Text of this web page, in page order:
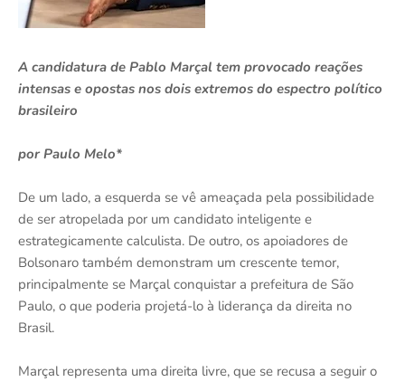
A candidatura de Pablo Marçal tem provocado reações
intensas e opostas nos dois extremos do espectro político
brasileiro
por Paulo Melo*
De um lado, a esquerda se vê ameaçada pela possibilidade
de ser atropelada por um candidato inteligente e
estrategicamente calculista. De outro, os apoiadores de
Bolsonaro também demonstram um crescente temor,
principalmente se Marçal conquistar a prefeitura de São
Paulo, o que poderia projetá-lo à liderança da direita no
Brasil.
Marçal representa uma direita livre, que se recusa a seguir o